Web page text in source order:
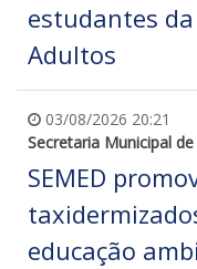
estudantes da
Adultos
03/08/2026 20:21
Secretaria Municipal
SEMED
educação